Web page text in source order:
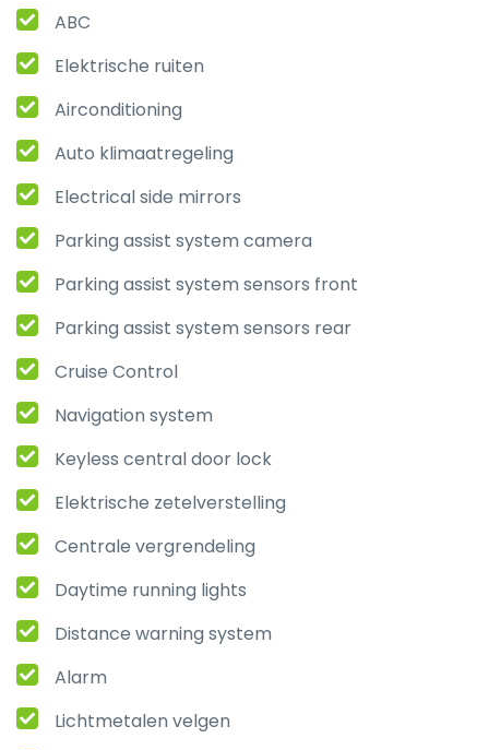
ABC
Elektrische ruiten
Airconditioning
Auto klimaatregeling
Electrical side mirrors
Parking assist system camera
Parking assist system sensors front
Parking assist system sensors rear
Cruise Control
Navigation system
Keyless central door lock
Elektrische zetelverstelling
Centrale vergrendeling
Daytime running lights
Distance warning system
Alarm
Lichtmetalen velgen